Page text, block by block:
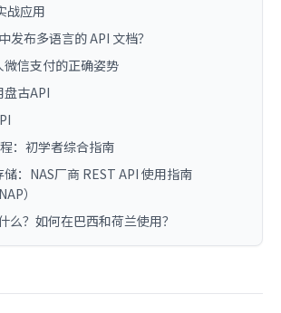
战应用
发布多语言的 API 文档？
信支付的正确姿势
盘古API
：初学者综合指南
：NAS厂商 REST API 使用指南
）
么？如何在巴西和荷兰使用？